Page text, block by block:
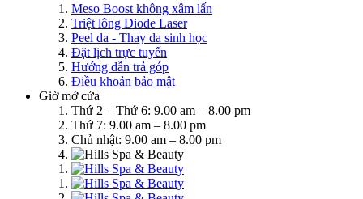
Meso Boost không xâm lấn
Triệt lông Diode Laser
Peel da - Thay da sinh học
Đặt lịch trực tuyến
Hướng dẫn trả góp
Điều khoản bảo mật
Giờ mở cửa
Thứ 2 – Thứ 6: 9.00 am – 8.00 pm
Thứ 7: 9.00 am – 8.00 pm
Chủ nhật: 9.00 am – 8.00 pm